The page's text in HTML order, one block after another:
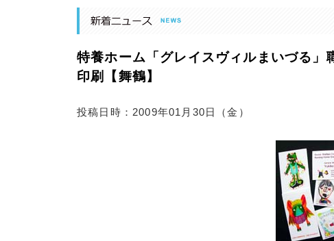
特養ホーム「グレイスヴィルまいづる
印刷【舞鶴】
投稿日時：2009年01月30日（金）